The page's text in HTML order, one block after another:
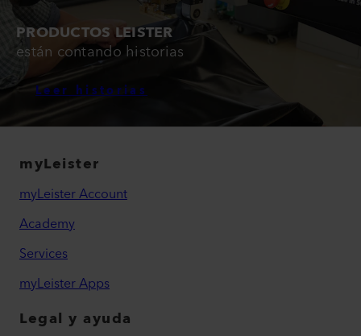
PRODUCTOS LEISTER
están contando historias
Leer historias
myLeister
myLeister Account
Academy
Services
myLeister Apps
Legal y ayuda